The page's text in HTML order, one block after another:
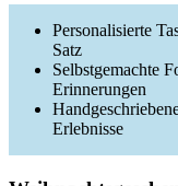
Personalisierte
Satz
Selbstgemachte
Erinnerungen
Erlebnisse